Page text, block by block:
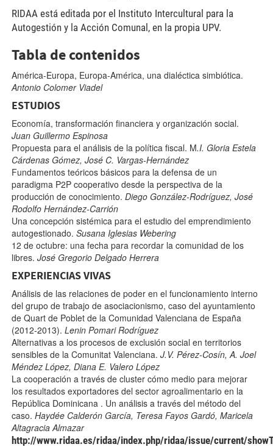
RIDAA está editada por el Instituto Intercultural para la
Autogestión y la Acción Comunal, en la propia UPV.
Tabla de contenidos
América-Europa, Europa-América, una dialéctica simbiótica.
Antonio Colomer Viadel
ESTUDIOS
Economía, transformación financiera y organización social.
Juan Guillermo Espinosa
Propuesta para el análisis de la política fiscal. M.I. Gloria Estela
Cárdenas Gómez, José C. Vargas-Hernández
Fundamentos teóricos básicos para la defensa de un
paradigma P2P cooperativo desde la perspectiva de la
producción de conocimiento. Diego González-Rodríguez, José
Rodolfo Hernández-Carrión
Una concepción sistémica para el estudio del emprendimiento
autogestionado. Susana Iglesias Webering
12 de octubre: una fecha para recordar la comunidad de los
libres. José Gregorio Delgado Herrera
EXPERIENCIAS VIVAS
Análisis de las relaciones de poder en el funcionamiento interno
del grupo de trabajo de asociacionismo, caso del ayuntamiento
de Quart de Poblet de la Comunidad Valenciana de España
(2012-2013). Lenin Pomari Rodríguez
Alternativas a los procesos de exclusión social en territorios
sensibles de la Comunitat Valenciana. J.V. Pérez-Cosín, A. Joel
Méndez López, Diana E. Valero López
La cooperación a través de cluster cómo medio para mejorar
los resultados exportadores del sector agroalimentario en la
República Dominicana . Un análisis a través del método del
caso. Haydée Calderón García, Teresa Fayos Gardó, Maricela
Altagracia Almazar
http://www.ridaa.es/ridaa/index.php/ridaa/issue/current/